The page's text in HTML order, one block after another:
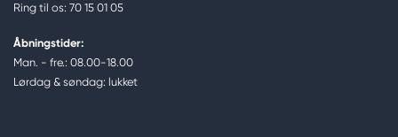
Ring til os: 70 15 01 05
Åbningstider:
Man. - fre.: 08.00-18.00
Lørdag & søndag: lukket